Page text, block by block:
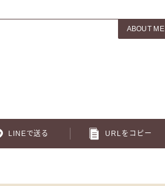
ABOUT ME
LINEで送る URLをコピー